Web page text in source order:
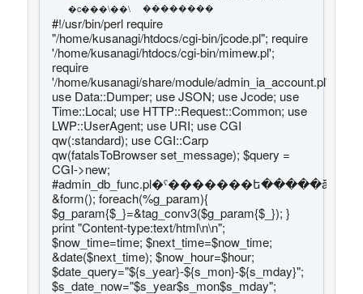
�c���\��\
��������
#!/usr/bin/perl require
"/home/kusanagi/htdocs/cgi-bin/jcode.pl"; require
'/home/kusanagi/htdocs/cgi-bin/mimew.pl';
require
'/home/kusanagi/share/module/admin_ia_account.pl';
use Data::Dumper; use JSON; use Jcode; use
Time::Local; use HTTP::Request::Common; use
LWP::UserAgent; use URI; use CGI
qw(:standard); use CGI::Carp
qw(fatalsToBrowser set_message); $query =
CGI->new;
&form(); foreach(%g_param){
$g_param{$_}=&tag_conv3($g_param{$_}); }
print "Content-type:text/html\n\n";
$now_time=time; $next_time=$now_time;
&date($next_time); $now_hour=$hour;
$date_query="${s_year}-${s_mon}-${s_mday}";
$s_date_now="$s_year$s_mon$s_mday";